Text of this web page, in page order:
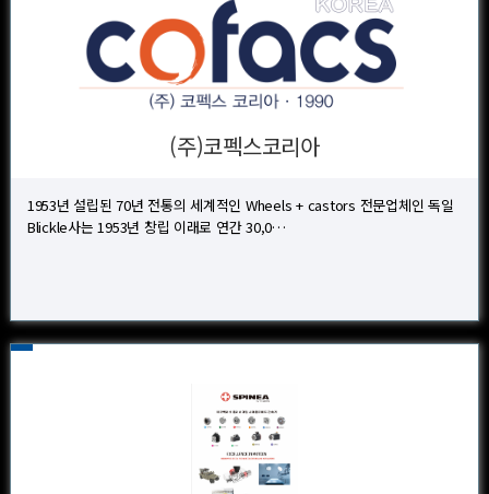
(주)코펙스코리아
1953년 설립된 70년 전통의 세계적인 Wheels + castors 전문업체인 독일
Blickle사는 1953년 창립 이래로 연간 30,0…